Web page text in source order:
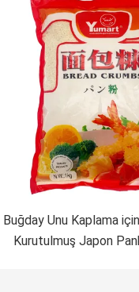
Buğday Unu Kaplama
Kurutulmuş Japon